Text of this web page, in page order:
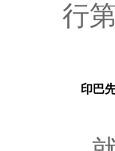
行
印巴先